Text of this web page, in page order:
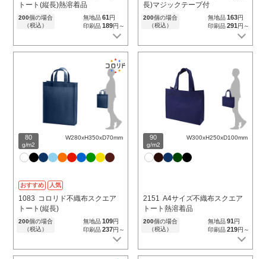
トート(縦長)熱溶着品
200個の場合
（税込）
無地品61円
印刷品189円～
長)マジックテープ付
200個の場合
（税込）
無地品163円
印刷品291円～
80
g/m2
W280xH350xD70mm
おすすめ 人気
1083 コロリド不織布スクエア
トート(縦長)
200個の場合
（税込）
無地品109円
印刷品237円～
90
g/m2
W300xH250xD100mm
2151 A4サイズ不織布スクエア
トート熱溶着品
200個の場合
（税込）
無地品91円
印刷品219円～